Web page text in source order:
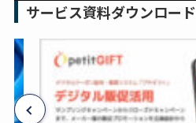
サービス資料ダウンロード